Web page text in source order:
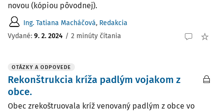
novou (kópiou pôvodnej).
Ing. Tatiana Macháčová, Redakcia
Vydané: 9. 2. 2024 / 2 minúty čítania
OTÁZKY A ODPOVEDE
Rekonštrukcia kríža padlým vojakom z
obce.
Obec zrekoštruovala kríž venovaný padlým z obce vo